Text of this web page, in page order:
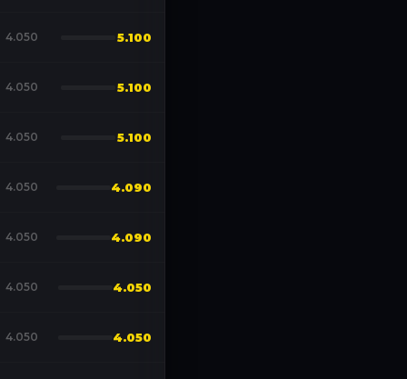
4.050 5.100
4.050 5.100
4.050 5.100
4.050 4.090
4.050 4.090
4.050 4.050
4.050 4.050